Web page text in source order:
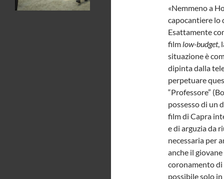
«Nemmeno a
capocantiere lo
Esattamente
film low-budget,
situazione è
dipinta dalla
perpetuare
“Professore”
possesso di un
film di Capra
e di arguzia da
necessaria per
anche il
coronamento di
possibile solo